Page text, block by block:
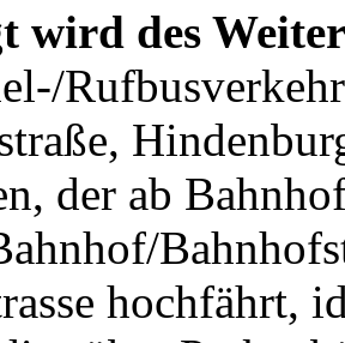
wird des
der ab
hochfährt,